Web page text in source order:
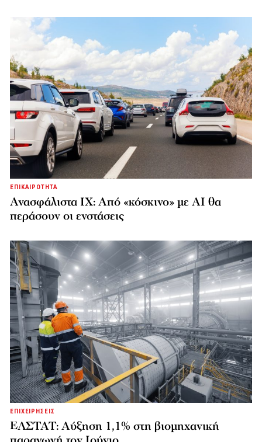
ΕΠΙΚΑΙΡΟΤΗΤΑ
Ανασφάλιστα ΙΧ: Από «κόσκινο» με AI θα
περάσουν οι ενστάσεις
ΕΠΙΧΕΙΡΗΣΕΙΣ
ΕΛΣΤΑΤ: Αύξηση 1,1% στη βιομηχανική